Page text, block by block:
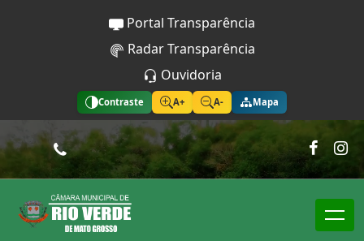
Portal Transparência
Radar Transparência
Ouvidoria
Contraste A+ A- Mapa